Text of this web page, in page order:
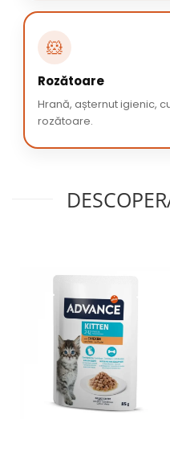
🐹
Rozătoare
Hrană, așternut igienic,
rozătoare.